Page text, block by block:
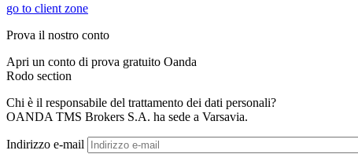
go to client zone
Prova il nostro conto
Apri un conto di prova gratuito Oanda
Rodo section
Chi è il responsabile del trattamento dei dati personali?
OANDA TMS Brokers S.A. ha sede a Varsavia.
Indirizzo e-mail